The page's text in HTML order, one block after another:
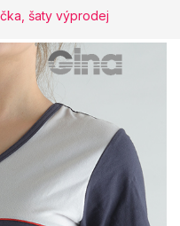
šaty výprodej